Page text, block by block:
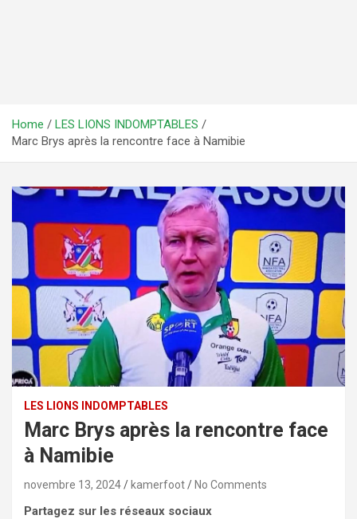
Home
LES LIONS INDOMPTABLES
Marc Brys après la rencontre face à Namibie
LES LIONS INDOMPTABLES
Marc Brys après la rencontre face
à Namibie
novembre 13, 2024 kamerfoot No Comments
Partagez sur les réseaux sociaux